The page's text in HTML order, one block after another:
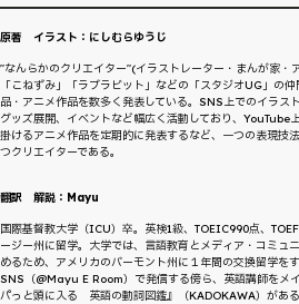
原著 イラスト：にしむらゆうじ
"なんらかのクリエイター"(イラストレーター・まんが家・
「こねずみ」「ラブラビット」などの「スタジオUG」の
品・アニメ作品を数多く発表している。SNS上でのイラス
グッズ展開、イベントなど幅広く活動しており、YouTube
掛けるアニメ作品を定期的に発表するなど、一つの表現技
つクリエイターである。
翻訳 解説：Mayu
国際基督教大学（ICU）卒。英検1級、TOEIC990点、
ージー州に留学。大学では、言語教育とメディア・コミュ
めるため、アメリカのバーモント州に１年間の交換留学を
SNS（@Mayu E Room）で発信する傍ら、英語講師をメ
パっと頭に入る 英語の動詞図鑑』（KADOKAWA）がある